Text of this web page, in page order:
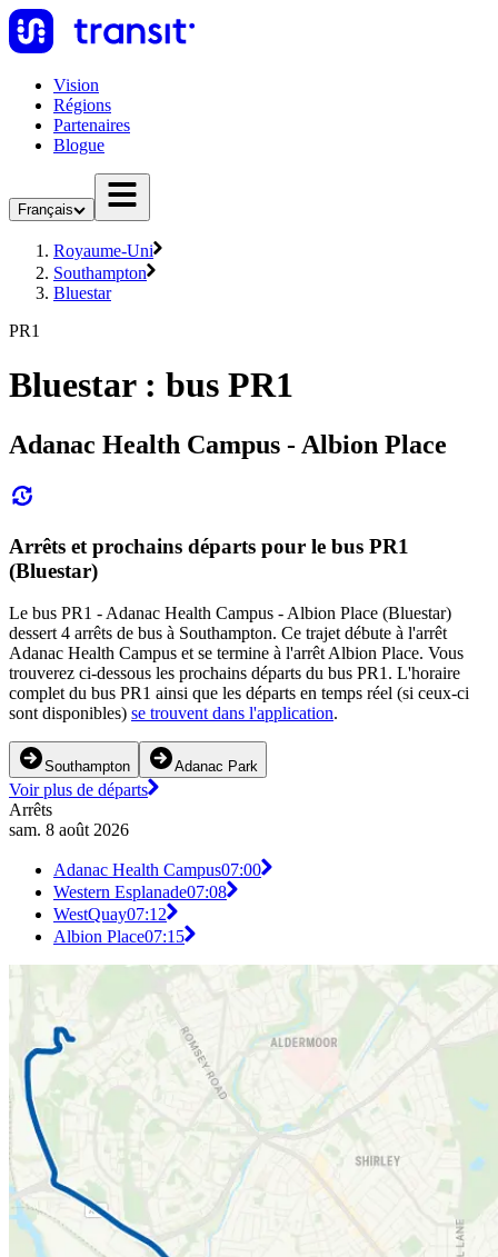
Vision
Régions
Partenaires
Blogue
Français
Royaume-Uni
Southampton
Bluestar
PR1
Bluestar : bus PR1
Adanac Health Campus - Albion Place
Arrêts et prochains départs pour le bus PR1
(Bluestar)
Le bus PR1 - Adanac Health Campus - Albion Place (Bluestar)
dessert 4 arrêts de bus à Southampton. Ce trajet débute à l'arrêt
Adanac Health Campus et se termine à l'arrêt Albion Place. Vous
trouverez ci-dessous les prochains départs du bus PR1. L'horaire
complet du bus PR1 ainsi que les départs en temps réel (si ceux-ci
sont disponibles) se trouvent dans l'application.
Southampton Adanac Park
Voir plus de départs
Arrêts
sam. 8 août 2026
Adanac Health Campus07:00
Western Esplanade07:08
WestQuay07:12
Albion Place07:15